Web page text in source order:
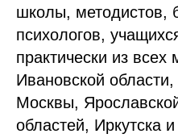
школы, методистов,
психологов,
практически из всех
Ивановской области,
Москвы,
областей, Иркутска